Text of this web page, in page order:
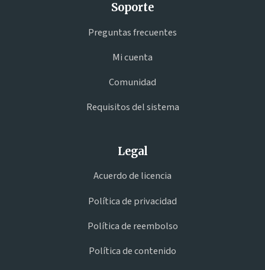
Soporte
Preguntas frecuentes
Mi cuenta
Comunidad
Requisitos del sistema
Legal
Acuerdo de licencia
Política de privacidad
Política de reembolso
Política de contenido